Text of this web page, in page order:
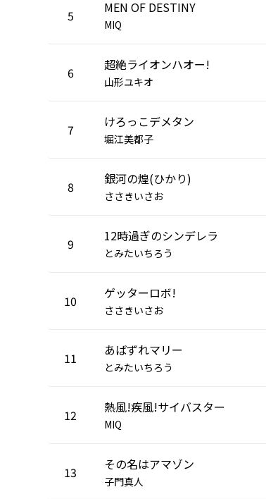
5 MEN OF DESTINY
MIQ
6 超絶ライオンハオー!
山形ユキオ
7 けろっこデメタン
堀江美都子
8 銀河の煌(ひかり)
ささきいさお
9 12時過ぎのシンデレラ
とみたいちろう
10 ゲッターロボ!
ささきいさお
11 あばずれマリー
とみたいちろう
12 熱風!疾風!サイバスター
MIQ
13 その名はアマゾン
子門真人